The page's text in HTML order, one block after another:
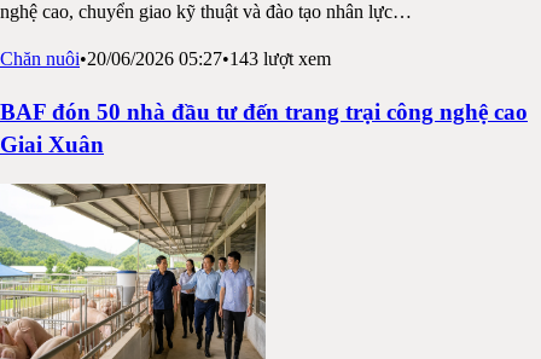
nghệ cao, chuyển giao kỹ thuật và đào tạo nhân lực…
Chăn nuôi•20/06/2026 05:27•143 lượt xem
BAF đón 50 nhà đầu tư đến trang trại công nghệ cao
Giai Xuân